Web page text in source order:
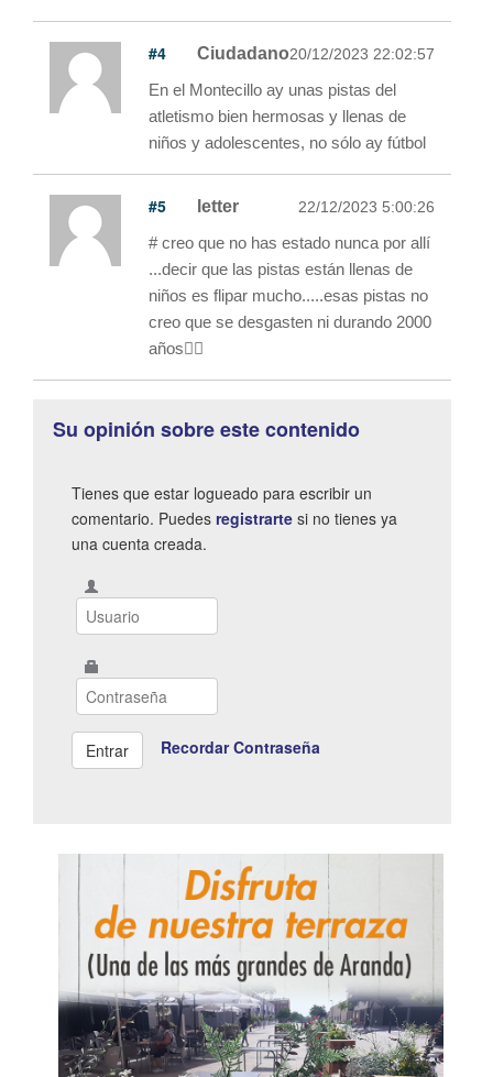
#4 Ciudadano20/12/2023 22:02:57
En el Montecillo ay unas pistas del
atletismo bien hermosas y llenas de
niños y adolescentes, no sólo ay fútbol
#5 letter 22/12/2023 5:00:26
# creo que no has estado nunca por allí
...decir que las pistas están llenas de
niños es flipar mucho.....esas pistas no
creo que se desgasten ni durando 2000
años😵‍💫
Su opinión sobre este contenido
Tienes que estar logueado para escribir un
comentario. Puedes registrarte si no tienes ya
una cuenta creada.
Recordar Contraseña